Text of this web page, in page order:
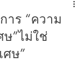
าร “ความ
ษ”ไม่ใช่
ศษ”